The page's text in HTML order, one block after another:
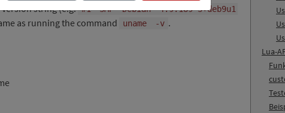
Lua-
string (e.g. #1 SMP Debian
4.9.189-3+deb9u1
as running the command uname -v .